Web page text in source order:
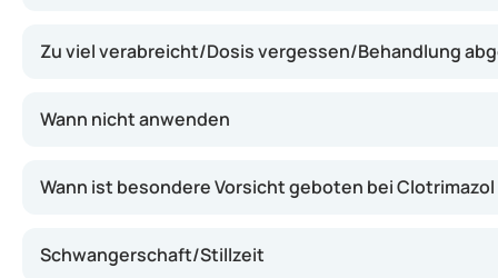
Zu viel verabreicht/Dosis vergessen/Behandlung
Wann nicht anwenden
Wann ist besondere Vorsicht geboten bei
Schwangerschaft/Stillzeit